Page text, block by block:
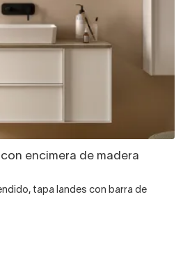
encimera de madera
tapa landes con barra de